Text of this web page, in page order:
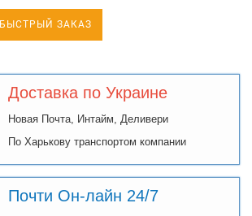
БЫСТРЫЙ ЗАКАЗ
Доставка по Украине
Новая Почта, Интайм, Деливери
По Харькову транспортом компании
Почти Он-лайн 24/7